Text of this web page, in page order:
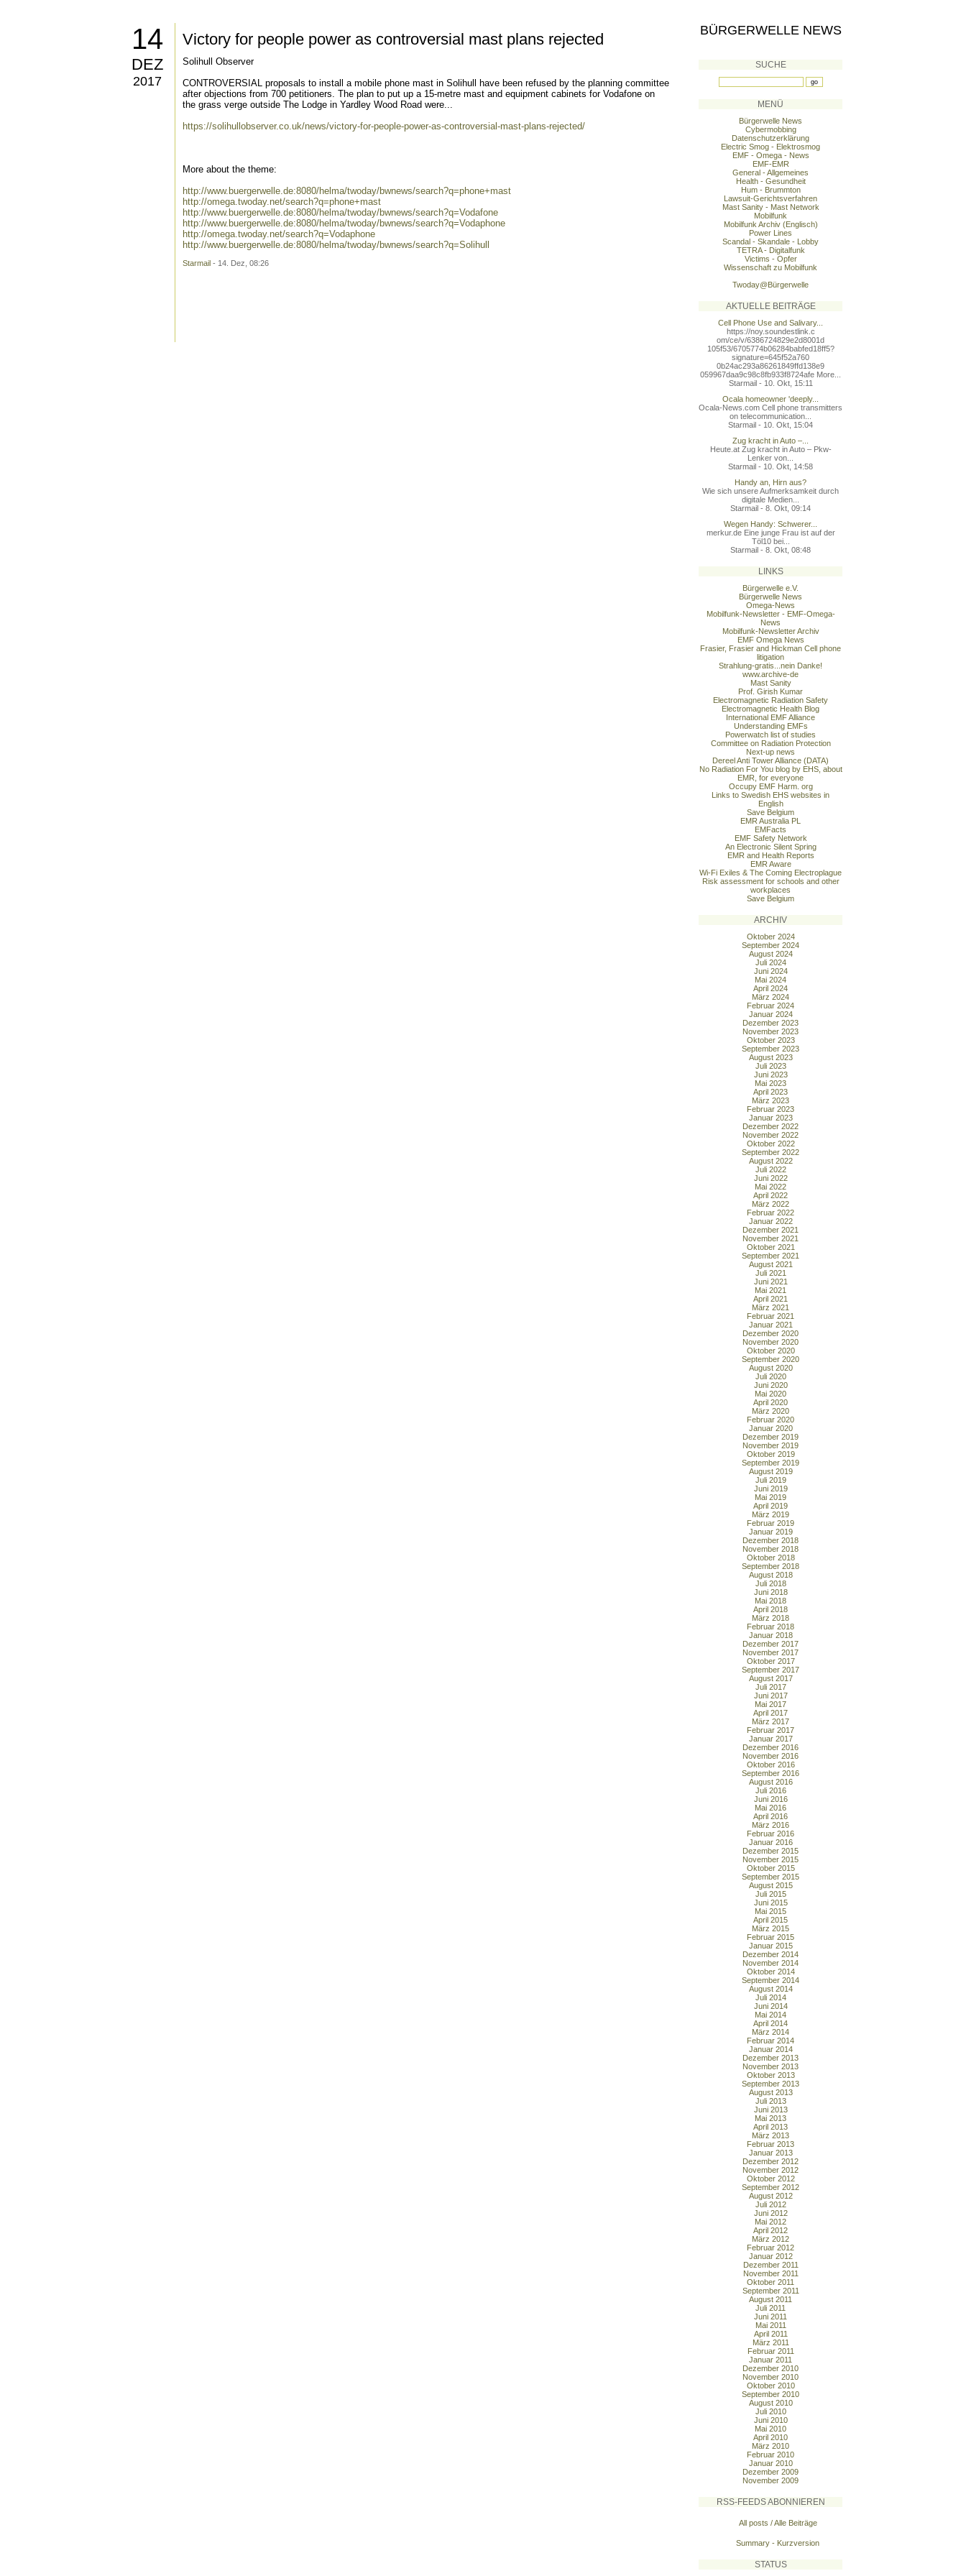
14
DEZ
2017
Victory for people power as controversial mast plans rejected
Solihull Observer
CONTROVERSIAL proposals to install a mobile phone mast in Solihull have been refused by the planning committee
after objections from 700 petitioners. The plan to put up a 15-metre mast and equipment cabinets for Vodafone on
the grass verge outside The Lodge in Yardley Wood Road were...
https://solihullobserver.co.uk/news/victory-for-people-power-as-controversial-mast-plans-rejected/
More about the theme:
http://www.buergerwelle.de:8080/helma/twoday/bwnews/search?q=phone+mast
http://omega.twoday.net/search?q=phone+mast
http://www.buergerwelle.de:8080/helma/twoday/bwnews/search?q=Vodafone
http://www.buergerwelle.de:8080/helma/twoday/bwnews/search?q=Vodaphone
http://omega.twoday.net/search?q=Vodaphone
http://www.buergerwelle.de:8080/helma/twoday/bwnews/search?q=Solihull
Starmail - 14. Dez, 08:26
BÜRGERWELLE NEWS
SUCHE
MENÜ
Bürgerwelle News
Cybermobbing
Datenschutzerklärung
Electric Smog - Elektrosmog
EMF - Omega - News
EMF-EMR
General - Allgemeines
Health - Gesundheit
Hum - Brummton
Lawsuit-Gerichtsverfahren
Mast Sanity - Mast Network
Mobilfunk
Mobilfunk Archiv (Englisch)
Power Lines
Scandal - Skandale - Lobby
TETRA - Digitalfunk
Victims - Opfer
Wissenschaft zu Mobilfunk
Twoday@Bürgerwelle
AKTUELLE BEITRÄGE
Cell Phone Use and Salivary...
https://noy.soundestlink.c
om/ce/v/6386724829e2d8001d
105f53/6705774b06284babfed18ff5?
signature=645f52a760
0b24ac293a86261849ffd138e9
059967daa9c98c8fb933f8724afe More...
Starmail - 10. Okt, 15:11
Ocala homeowner 'deeply...
Ocala-News.com Cell phone transmitters
on telecommunication...
Starmail - 10. Okt, 15:04
Zug kracht in Auto –...
Heute.at Zug kracht in Auto – Pkw-
Lenker von...
Starmail - 10. Okt, 14:58
Handy an, Hirn aus?
Wie sich unsere Aufmerksamkeit durch
digitale Medien...
Starmail - 8. Okt, 09:14
Wegen Handy: Schwerer...
merkur.de Eine junge Frau ist auf der
Töl10 bei...
Starmail - 8. Okt, 08:48
LINKS
Bürgerwelle e.V.
Bürgerwelle News
Omega-News
Mobilfunk-Newsletter - EMF-Omega-
News
Mobilfunk-Newsletter Archiv
EMF Omega News
Frasier, Frasier and Hickman Cell phone
litigation
Strahlung-gratis...nein Danke!
www.archive-de
Mast Sanity
Prof. Girish Kumar
Electromagnetic Radiation Safety
Electromagnetic Health Blog
International EMF Alliance
Understanding EMFs
Powerwatch list of studies
Committee on Radiation Protection
Next-up news
Dereel Anti Tower Alliance (DATA)
No Radiation For You blog by EHS, about
EMR, for everyone
Occupy EMF Harm. org
Links to Swedish EHS websites in
English
Save Belgium
EMR Australia PL
EMFacts
EMF Safety Network
An Electronic Silent Spring
EMR and Health Reports
EMR Aware
Wi-Fi Exiles & The Coming Electroplague
Risk assessment for schools and other
workplaces
Save Belgium
ARCHIV
Oktober 2024
September 2024
August 2024
Juli 2024
Juni 2024
Mai 2024
April 2024
März 2024
Februar 2024
Januar 2024
Dezember 2023
November 2023
Oktober 2023
September 2023
August 2023
Juli 2023
Juni 2023
Mai 2023
April 2023
März 2023
Februar 2023
Januar 2023
Dezember 2022
November 2022
Oktober 2022
September 2022
August 2022
Juli 2022
Juni 2022
Mai 2022
April 2022
März 2022
Februar 2022
Januar 2022
Dezember 2021
November 2021
Oktober 2021
September 2021
August 2021
Juli 2021
Juni 2021
Mai 2021
April 2021
März 2021
Februar 2021
Januar 2021
Dezember 2020
November 2020
Oktober 2020
September 2020
August 2020
Juli 2020
Juni 2020
Mai 2020
April 2020
März 2020
Februar 2020
Januar 2020
Dezember 2019
November 2019
Oktober 2019
September 2019
August 2019
Juli 2019
Juni 2019
Mai 2019
April 2019
März 2019
Februar 2019
Januar 2019
Dezember 2018
November 2018
Oktober 2018
September 2018
August 2018
Juli 2018
Juni 2018
Mai 2018
April 2018
März 2018
Februar 2018
Januar 2018
Dezember 2017
November 2017
Oktober 2017
September 2017
August 2017
Juli 2017
Juni 2017
Mai 2017
April 2017
März 2017
Februar 2017
Januar 2017
Dezember 2016
November 2016
Oktober 2016
September 2016
August 2016
Juli 2016
Juni 2016
Mai 2016
April 2016
März 2016
Februar 2016
Januar 2016
Dezember 2015
November 2015
Oktober 2015
September 2015
August 2015
Juli 2015
Juni 2015
Mai 2015
April 2015
März 2015
Februar 2015
Januar 2015
Dezember 2014
November 2014
Oktober 2014
September 2014
August 2014
Juli 2014
Juni 2014
Mai 2014
April 2014
März 2014
Februar 2014
Januar 2014
Dezember 2013
November 2013
Oktober 2013
September 2013
August 2013
Juli 2013
Juni 2013
Mai 2013
April 2013
März 2013
Februar 2013
Januar 2013
Dezember 2012
November 2012
Oktober 2012
September 2012
August 2012
Juli 2012
Juni 2012
Mai 2012
April 2012
März 2012
Februar 2012
Januar 2012
Dezember 2011
November 2011
Oktober 2011
September 2011
August 2011
Juli 2011
Juni 2011
Mai 2011
April 2011
März 2011
Februar 2011
Januar 2011
Dezember 2010
November 2010
Oktober 2010
September 2010
August 2010
Juli 2010
Juni 2010
Mai 2010
April 2010
März 2010
Februar 2010
Januar 2010
Dezember 2009
November 2009
RSS-FEEDS ABONNIEREN
All posts / Alle Beiträge
Summary - Kurzversion
STATUS